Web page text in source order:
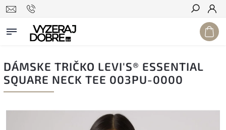
Hľadať
DÁMSKE TRIČKO LEVI'S® ESSENTIAL
SQUARE NECK TEE 003PU-0000